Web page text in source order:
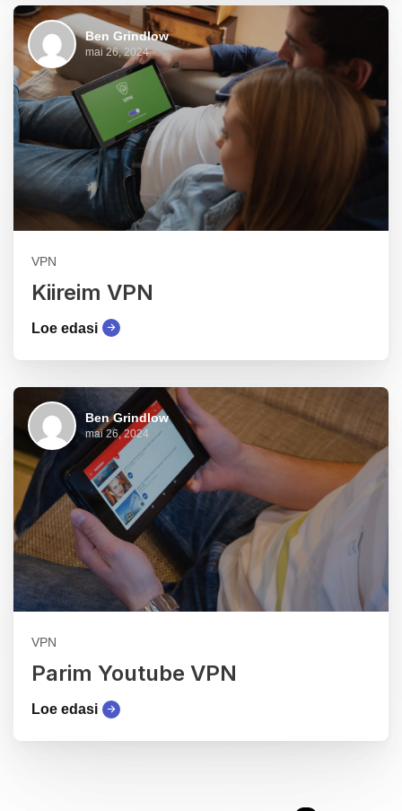
Ben Grindlow
mai 26, 2024
VPN
Kiireim VPN
Loe edasi
Ben Grindlow
mai 26, 2024
VPN
Parim Youtube VPN
Loe edasi